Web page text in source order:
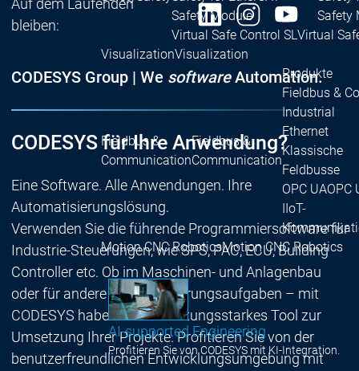
Safety Module
Safety
Virtual Safe Control SLVirtual
VisualizationVisualization
Fieldbus &
Communication
Fieldbus &
Communication
Produkte
Fieldbus &
Industrial
Ethernet
Klassische
Feldbusse
OPC UAOPC
IIoT-
Motion CNC RoboticsMotion CNC Robotics
AI-supported Engineering
Profitieren Sie von CODESYS mit KI-Integration.
Auf dem Laufenden
bleiben:
CODESYS Group | We softwareAutomation.
CODESYS für Ihre Anwendung?
Eine Software. Alle Anwendungen. Ihre
Automatisierungslösung.
Verwenden Sie die führende Programmiersoftware für
Industrie-Steuerungen, wie SPS, PAC, ECU, Building
Controller etc. Ob im Maschinen- und Anlagenbau
oder für andere Automatisierungsaufgaben – mit
CODESYS haben Sie ein leistungsstarkes Tool zur
Umsetzung Ihrer Projekte. Profitieren Sie von der
benutzerfreundlichen Entwicklungsumgebung mit